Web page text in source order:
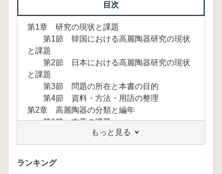
目次
第1章 研究の現状と課題
第1節 韓国における高麗陶器研究の現状
と課題
第2節 日本における高麗陶器研究の現状
と課題
第3節 問題の所在と本書の目的
第4節 資料・方法・用語の整理
第2章 高麗陶器の分類と編年
第1節 本章の課題
第2節 器種分類
第3節 大型壺の分類と編年
第4節 盤口形口縁をもつ器種と編年
第5節 器種構成の変遷
もっと見る
ランキング